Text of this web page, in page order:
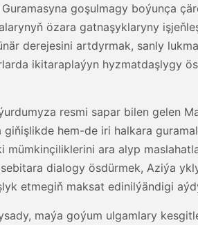
goşulmagy boýunça
özara gatnaşyklaryny
derejesini artdyrmak, sanly
ikitaraplaýyn hyzmatdaşlygy
resmi sapar bilen gelen
hem-de iri halkara
ara alyp
dialogy ösdürmek, Aziýa
etmegiň maksat edinilýändigi
maýa goýum ulgamlary